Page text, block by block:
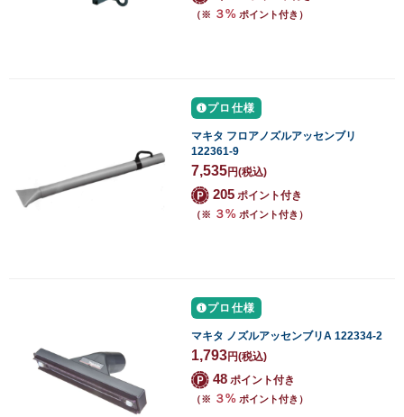
（※ ３% ポイント付き）
プロ仕様
マキタ フロアノズルアッセンブリ
122361-9
7,535円(税込)
205 ポイント付き
（※ ３% ポイント付き）
プロ仕様
マキタ ノズルアッセンブリA 122334-2
1,793円(税込)
48 ポイント付き
（※ ３% ポイント付き）